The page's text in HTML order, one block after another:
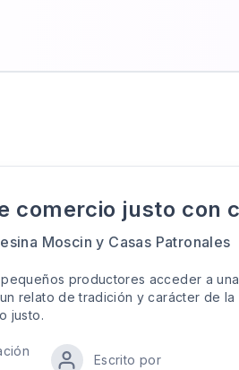
comercio justo con
Moscin y Casas Patronales
productores acceder a
relato de tradición y carácter de la
justo.
Escrito por